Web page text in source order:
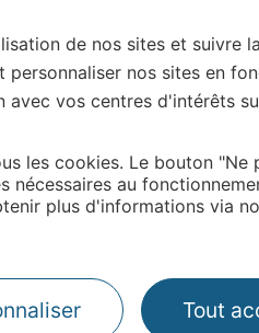
de nos sites et suivre
nos sites en
avec vos centres d'intérêts
les cookies. Le bouton "Ne
au
plus d'informations via
Tout
Thermalisme
Site presse et
Voyagistes